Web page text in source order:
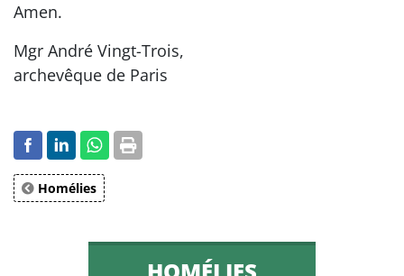
Amen.
Mgr André Vingt-Trois,
archevêque de Paris
Homélies